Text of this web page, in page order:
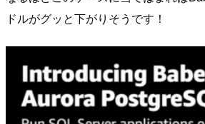
ドルがグッと下がりそうです！